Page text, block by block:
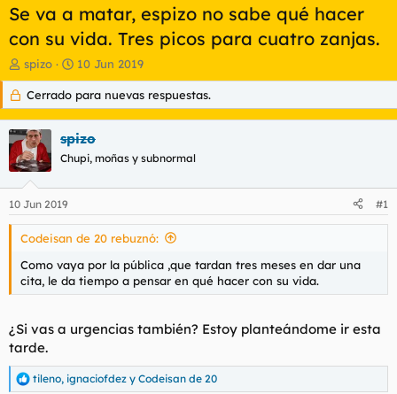
Se va a matar, espizo no sabe qué hacer
con su vida. Tres picos para cuatro zanjas.
I
n
c
i
a
d
o
r
d
e
l
e
m
spizo
F
e
c
h
d
e
n
c
i
10 Jun 2019
Cerrado para nuevas respuestas.
spizo
Chupi, moñas y subnormal
10 Jun 2019 #1
Codeisan de 20 rebuznó:
Como vaya por la pública ,que tardan tres meses en dar una
cita, le da tiempo a pensar en qué hacer con su vida.
¿Si vas a urgencias también? Estoy planteándome ir esta
tarde.
R
tileno, ignaciofdez y Codeisan de 20